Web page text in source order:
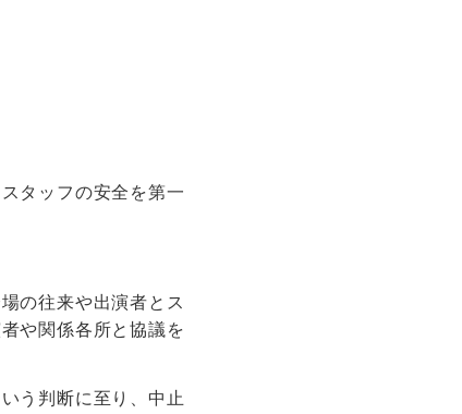
タッフの安全を第一
の往来や出演者とス
や関係各所と協議を
う判断に至り、中止